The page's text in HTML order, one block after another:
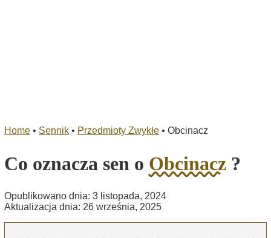
Home • Sennik • Przedmioty Zwykłe • Obcinacz
Co oznacza sen o Obcinacz ?
Opublikowano dnia: 3 listopada, 2024
Aktualizacja dnia: 26 września, 2025